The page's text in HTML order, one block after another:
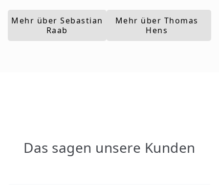
Mehr über Sebastian
Raab
Mehr über Thomas
Hens
Das sagen unsere Kunden